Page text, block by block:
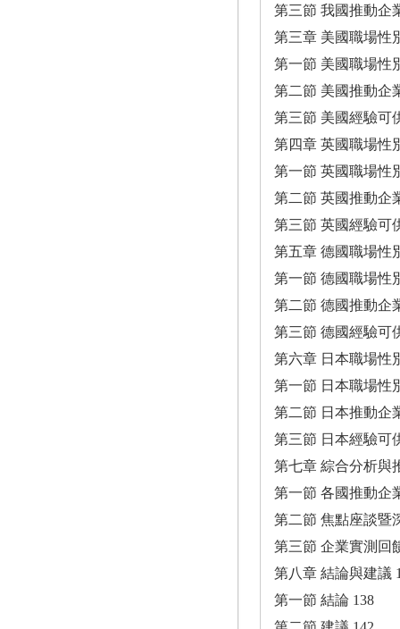
第三節 我國推動企
第三章 美國職場性
第一節 美國職場性
第二節 美國推動企
第三節 美國經驗可
第四章 英國職場性
第一節 英國職場性
第二節 英國推動企
第三節 英國經驗可
第五章 德國職場性
第一節 德國職場性
第二節 德國推動企
第三節 德國經驗可
第六章 日本職場性
第一節 日本職場性
第二節 日本推動企
第三節 日本經驗可
第七章 綜合分析與
第一節 各國推動企
第二節 焦點座談暨
第三節 企業實測回
第八章 結論與建議
第一節 結論 138